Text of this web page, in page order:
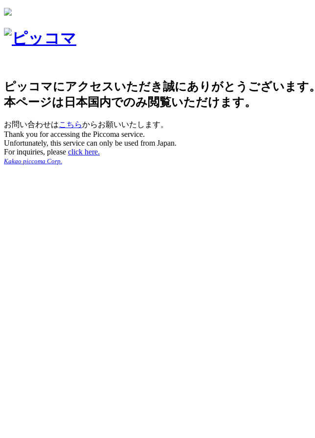
ピッコマにアクセスいただき誠にありがとうございます。
本ページは日本国内でのみ閲覧いただけます。
お問い合わせはこちらからお願いいたします。
Thank you for accessing the Piccoma service.
Unfortunately, this service can only be used from Japan.
For inquiries, please click here.
Kakao piccoma Corp.